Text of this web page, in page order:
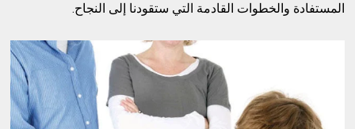
المستفادة والخطوات القادمة التي ستقودنا إلى النجاح.